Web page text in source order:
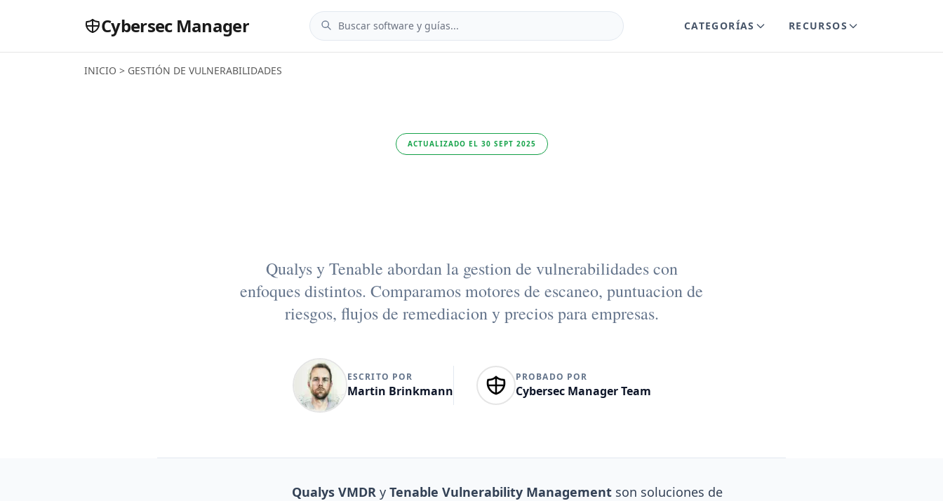
Cybersec Manager CATEGORÍAS RECURSOS
INICIO > GESTIÓN DE VULNERABILIDADES
ACTUALIZADO EL 30 SEPT 2025
Qualys y Tenable abordan la gestion de vulnerabilidades con
enfoques distintos. Comparamos motores de escaneo, puntuacion de
riesgos, flujos de remediacion y precios para empresas.
ESCRITO POR
Martin Brinkmann
PROBADO POR
Cybersec Manager Team
Qualys VMDR y Tenable Vulnerability Management son soluciones de